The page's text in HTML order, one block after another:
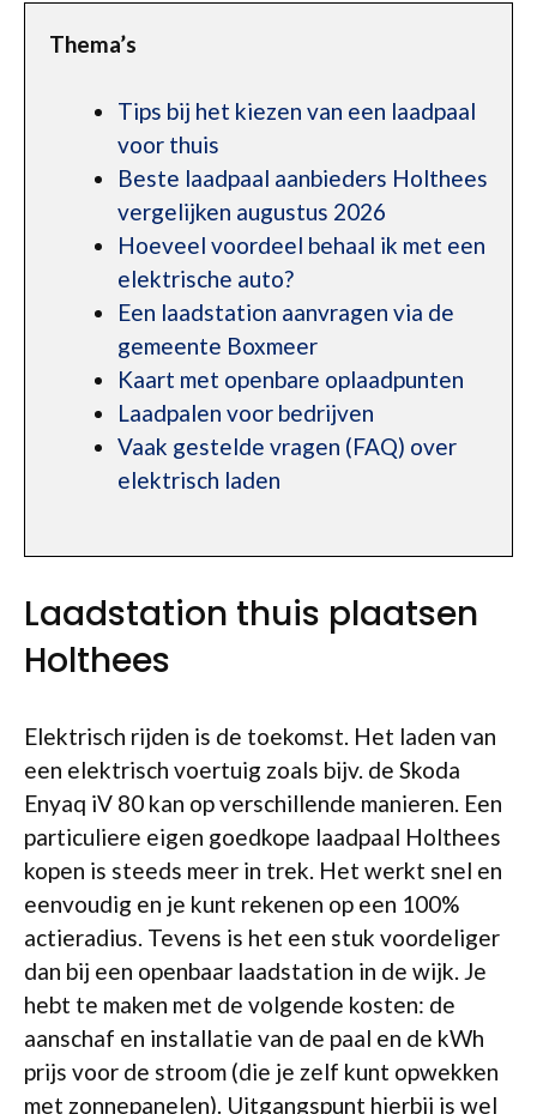
Thema’s
Tips bij het kiezen van een laadpaal
voor thuis
Beste laadpaal aanbieders Holthees
vergelijken augustus 2026
Hoeveel voordeel behaal ik met een
elektrische auto?
Een laadstation aanvragen via de
gemeente Boxmeer
Kaart met openbare oplaadpunten
Laadpalen voor bedrijven
Vaak gestelde vragen (FAQ) over
elektrisch laden
Laadstation thuis plaatsen
Holthees
Elektrisch rijden is de toekomst. Het laden van
een elektrisch voertuig zoals bijv. de Skoda
Enyaq iV 80 kan op verschillende manieren. Een
particuliere eigen goedkope laadpaal Holthees
kopen is steeds meer in trek. Het werkt snel en
eenvoudig en je kunt rekenen op een 100%
actieradius. Tevens is het een stuk voordeliger
dan bij een openbaar laadstation in de wijk. Je
hebt te maken met de volgende kosten: de
aanschaf en installatie van de paal en de kWh
prijs voor de stroom (die je zelf kunt opwekken
met zonnepanelen). Uitgangspunt hierbij is wel